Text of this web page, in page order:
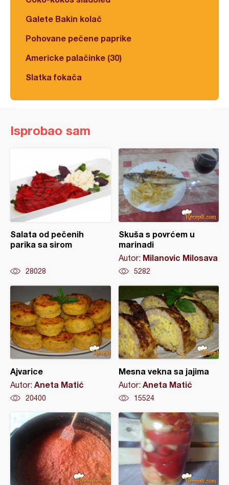
Galete Bakin kolač
Pohovane pečene paprike
Americke palačinke (30)
Slatka fokača
Isprobao sam
Salata od pečenih
parika sa sirom
28028
Skuša s povrćem u
marinadi
Autor: Milanovic Milosava
5282
Ajvarice
Autor: Aneta Matić
20400
Mesna vekna sa jajima
Autor: Aneta Matić
15524